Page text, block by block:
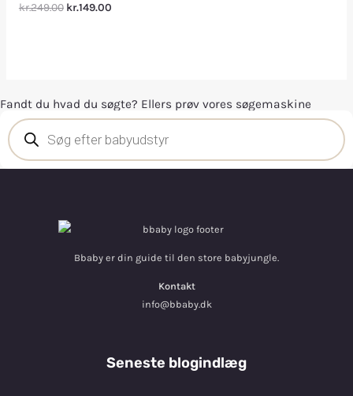
kr.249.00 kr.149.00
Fandt du hvad du søgte? Ellers prøv vores søgemaskine
Bbaby er din guide til den store babyjungle.
Kontakt
info@bbaby.dk
Seneste blogindlæg